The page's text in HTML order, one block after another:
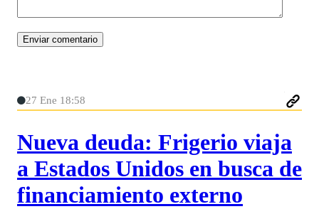
27 Ene 18:58
Nueva deuda: Frigerio viaja
a Estados Unidos en busca de
financiamiento externo